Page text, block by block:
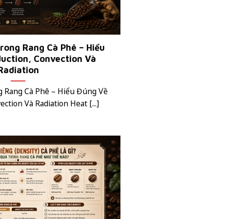
Rang Cà Phê – Hiểu
Convection Và
Cà Phê – Hiểu Đúng Về
Và Radiation Heat [...]